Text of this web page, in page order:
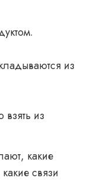
из
из
какие
связи